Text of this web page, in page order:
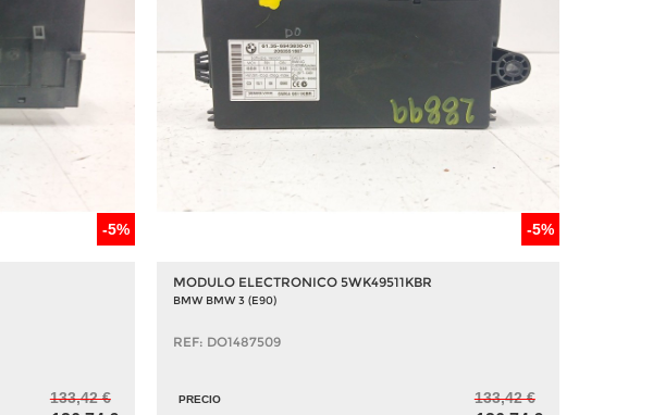
-5%
133,42 €
-5%
MODULO ELECTRONICO 5WK49511KBR
BMW BMW 3 (E90)
REF: DO1487509
PRECIO 133,42 €